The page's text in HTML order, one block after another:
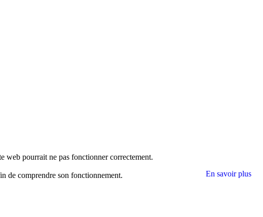
web pourrait ne pas fonctionner correctement.
En savoir plus
de comprendre son fonctionnement.